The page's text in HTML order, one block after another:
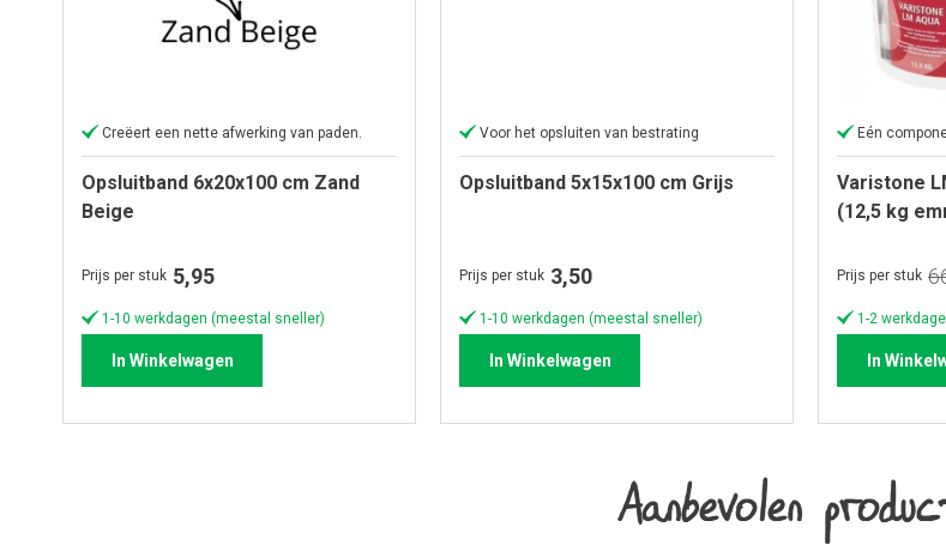
Creëert een nette afwerking van paden.
Opsluitband 6x20x100 cm Zand
Beige
Prijs per stuk 5,95
1-10 werkdagen (meestal sneller)
In Winkelwagen
Voor het opsluiten van bestrating
Opsluitband 5x15x100 cm Grijs
Prijs per stuk 3,50
1-10 werkdagen (meestal sneller)
In Winkelwagen
Eén
Varistone
(12,5 kg
Prijs per stuk
1-2
In
Aanbevolen